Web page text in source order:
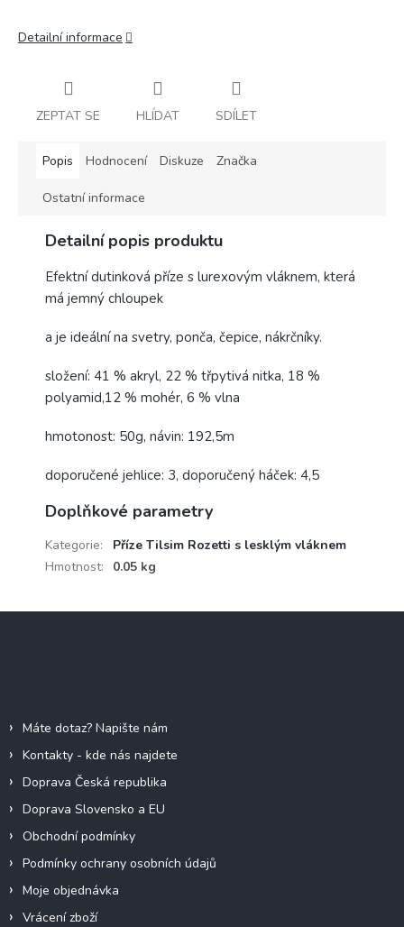
Detailní informace
ZEPTAT SE HLÍDAT SDÍLET
Popis Hodnocení Diskuze Značka
Ostatní informace
Detailní popis produktu
Efektní dutinková příze s lurexovým vláknem, která
má jemný chloupek
a je ideální na svetry, ponča, čepice, nákrčníky.
složení: 41 % akryl, 22 % třpytivá nitka, 18 %
polyamid,12 % mohér, 6 % vlna
hmotonost: 50g, návin: 192,5m
doporučené jehlice: 3, doporučený háček: 4,5
Doplňkové parametry
Kategorie:
Příze Tilsim Rozetti s lesklým vláknem
Hmotnost: 0.05 kg
Máte dotaz? Napište nám
Kontakty - kde nás najdete
Doprava Česká republika
Doprava Slovensko a EU
Obchodní podmínky
Podmínky ochrany osobních údajů
Moje objednávka
Vrácení zboží